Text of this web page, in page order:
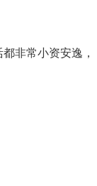
非常小资安逸，